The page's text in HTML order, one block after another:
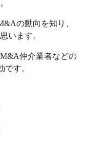
の動向を知り、
います。
仲介業者などの
す。